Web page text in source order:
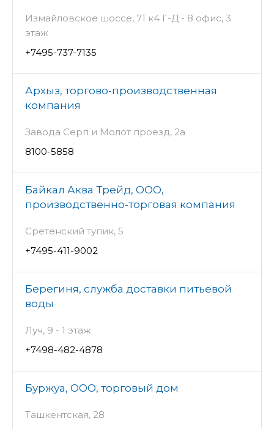
Измайловское шоссе, 71 к4 Г-Д - 8 офис, 3
этаж
+7495-737-7135
Архыз, торгово-производственная
компания
Завода Серп и Молот проезд, 2а
8100-5858
Байкал Аква Трейд, ООО,
производственно-торговая компания
Сретенский тупик, 5
+7495-411-9002
Берегиня, служба доставки питьевой
воды
Луч, 9 - 1 этаж
+7498-482-4878
Буржуа, ООО, торговый дом
Ташкентская, 28